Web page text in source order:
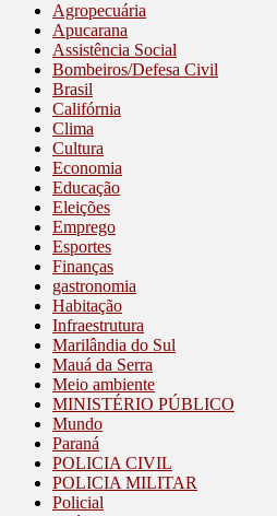
Agropecuária
Apucarana
Assistência Social
Bombeiros/Defesa Civil
Brasil
Califórnia
Clima
Cultura
Economia
Educação
Eleições
Emprego
Esportes
Finanças
gastronomia
Habitação
Infraestrutura
Marilândia do Sul
Mauá da Serra
Meio ambiente
MINISTÉRIO PÚBLICO
Mundo
Paraná
POLICIA CIVIL
POLICIA MILITAR
Policial